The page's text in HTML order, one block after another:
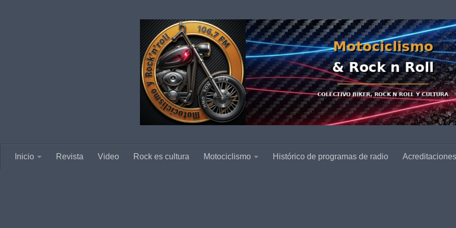
Inicio Revista Video Rock es cultura Motociclismo Histórico de programas de radio Acreditaciones